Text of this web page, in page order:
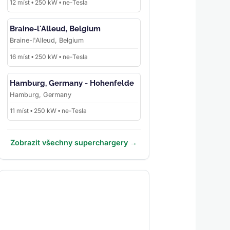
12 míst • 250 kW • ne-Tesla
Braine-l'Alleud, Belgium
Braine-l'Alleud, Belgium
16 míst • 250 kW • ne-Tesla
Hamburg, Germany - Hohenfelde
Hamburg, Germany
11 míst • 250 kW • ne-Tesla
Zobrazit všechny superchargery →